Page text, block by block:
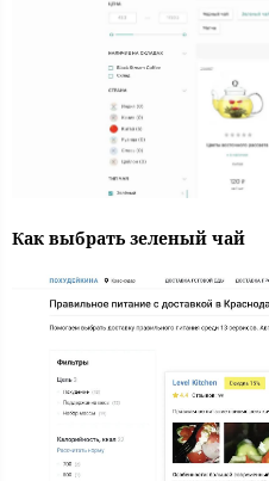
Как выбрать зеленый чай